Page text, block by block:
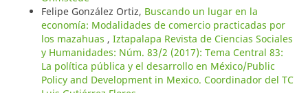
Felipe González Ortiz, Buscando un lugar en la
economía: Modalidades de comercio practicadas por
los mazahuas , Iztapalapa Revista de Ciencias Sociales
y Humanidades: Núm. 83/2 (2017): Tema Central 83:
La política pública y el desarrollo en México/Public
Policy and Development in Mexico. Coordinador del TC